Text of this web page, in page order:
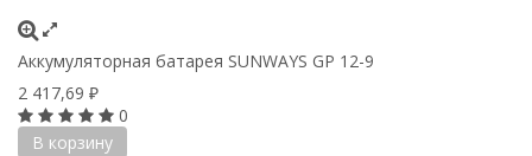
Аккумуляторная батарея SUNWAYS GP 12-9
2 417,69 ₽
0
В корзину